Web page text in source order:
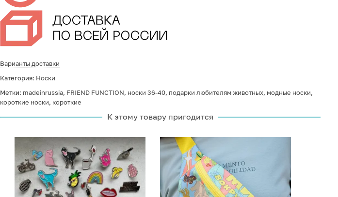
Варианты доставки
Категория: Носки
Метки: madeinrussia, FRIEND FUNCTION, носки 36-40, подарки любителям животных, модные носки,
короткие носки, короткие
К этому товару пригодится